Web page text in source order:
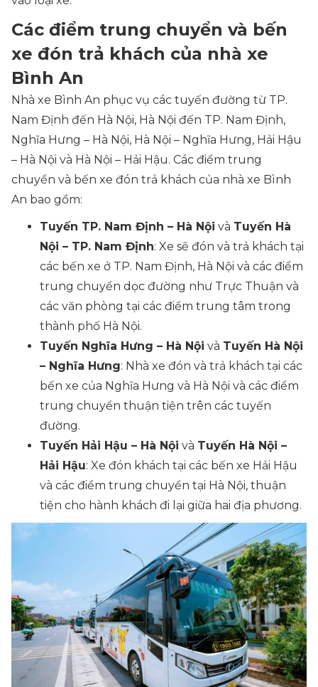
Các điểm trung chuyển và bến
xe đón trả khách của nhà xe
Bình An
Nhà xe Bình An phục vụ các tuyến đường từ TP.
Nam Định đến Hà Nội, Hà Nội đến TP. Nam Định,
Nghĩa Hưng – Hà Nội, Hà Nội – Nghĩa Hưng, Hải Hậu
– Hà Nội và Hà Nội – Hải Hậu. Các điểm trung
chuyển và bến xe đón trả khách của nhà xe Bình
An bao gồm:
Tuyến TP. Nam Định – Hà Nội và Tuyến Hà
Nội – TP. Nam Định: Xe sẽ đón và trả khách tại
các bến xe ở TP. Nam Định, Hà Nội và các điểm
trung chuyển dọc đường như Trực Thuận và
các văn phòng tại các điểm trung tâm trong
thành phố Hà Nội.
Tuyến Nghĩa Hưng – Hà Nội và Tuyến Hà Nội
– Nghĩa Hưng: Nhà xe đón và trả khách tại các
bến xe của Nghĩa Hưng và Hà Nội và các điểm
trung chuyển thuận tiện trên các tuyến
đường.
Tuyến Hải Hậu – Hà Nội và Tuyến Hà Nội –
Hải Hậu: Xe đón khách tại các bến xe Hải Hậu
và các điểm trung chuyển tại Hà Nội, thuận
tiện cho hành khách đi lại giữa hai địa phương.